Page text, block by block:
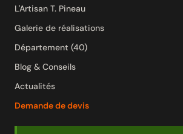
L'Artisan T. Pineau
Galerie de réalisations
Département (40)
Blog & Conseils
Actualités
Demande de devis